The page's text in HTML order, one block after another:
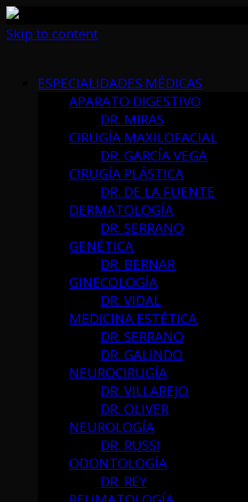
Skip to content
ESPECIALIDADES MÉDICAS
APARATO DIGESTIVO
DR. MIRAS
CIRUGÍA MAXILOFACIAL
DR. GARCÍA VEGA
CIRUGÍA PLÁSTICA
DR. DE LA FUENTE
DERMATOLOGÍA
DR. SERRANO
GENÉTICA
DR. BERNAR
GINECOLOGÍA
DR. VIDAL
MEDICINA ESTÉTICA
DR. SERRANO
DR. GALINDO
NEUROCIRUGÍA
DR. VILLAREJO
DR. OLIVER
NEUROLOGÍA
DR. RUSSI
ODONTOLOGÍA
DR. REY